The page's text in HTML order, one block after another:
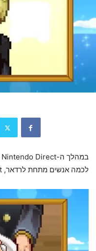
לכמה אנשים מתחת לרדאר, One Piece: Grand Gourmet.